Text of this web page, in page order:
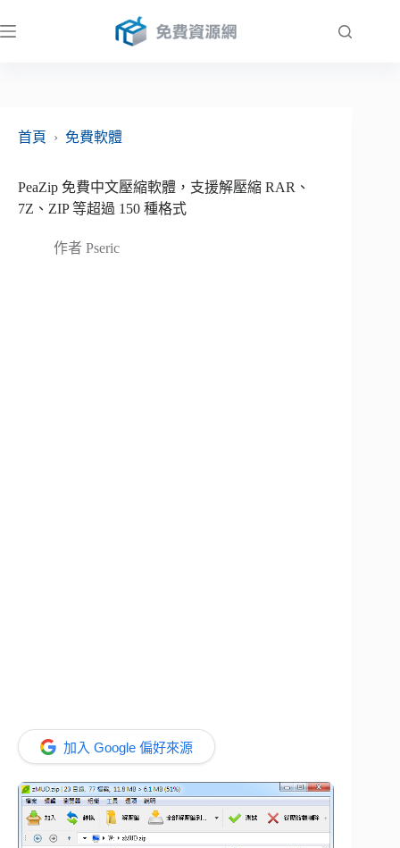
至
首頁
› 免費軟體
PeaZip 免費中文壓縮軟體，支援解壓縮 RAR、
7Z、ZIP 等超過 150 種格式
作者 Pseric
加入 Google 偏好來源